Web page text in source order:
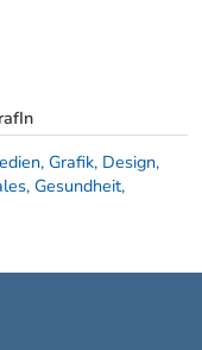
Grafik, Design,
Gesundheit,